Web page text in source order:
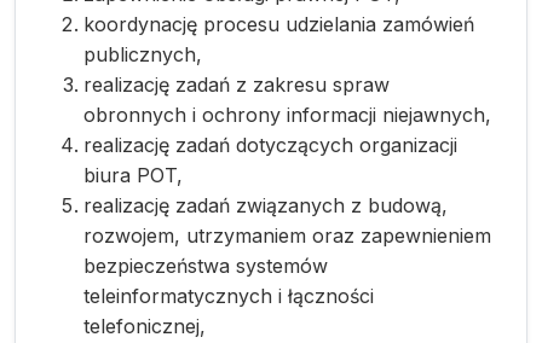
koordynację procesu udzielania zamówień
publicznych,
realizację zadań z zakresu spraw
obronnych i ochrony informacji niejawnych,
realizację zadań dotyczących organizacji
biura POT,
realizację zadań związanych z budową,
rozwojem, utrzymaniem oraz zapewnieniem
bezpieczeństwa systemów
teleinformatycznych i łączności
telefonicznej,